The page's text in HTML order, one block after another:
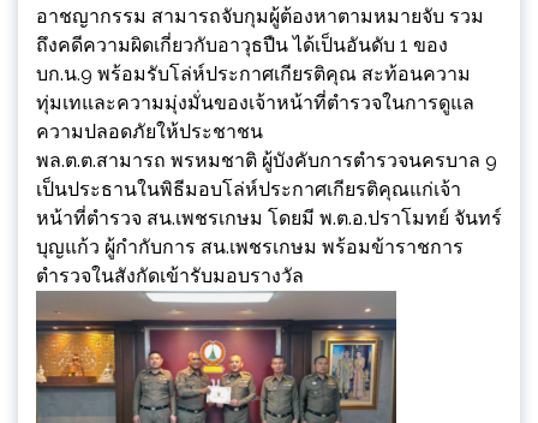
อาชญากรรม สามารถจับกุมผู้ต้องหาตามหมายจับ รวม
ถึงคดีความผิดเกี่ยวกับอาวุธปืน ได้เป็นอันดับ 1 ของ
บก.น.9 พร้อมรับโล่ห์ประกาศเกียรติคุณ สะท้อนความ
ทุ่มเทและความมุ่งมั่นของเจ้าหน้าที่ตำรวจในการดูแล
ความปลอดภัยให้ประชาชน
พล.ต.ต.สามารถ พรหมชาติ ผู้บังคับการตำรวจนครบาล 9
เป็นประธานในพิธีมอบโล่ห์ประกาศเกียรติคุณแก่เจ้า
หน้าที่ตำรวจ สน.เพชรเกษม โดยมี พ.ต.อ.ปราโมทย์ จันทร์
บุญแก้ว ผู้กำกับการ สน.เพชรเกษม พร้อมข้าราชการ
ตำรวจในสังกัดเข้ารับมอบรางวัล